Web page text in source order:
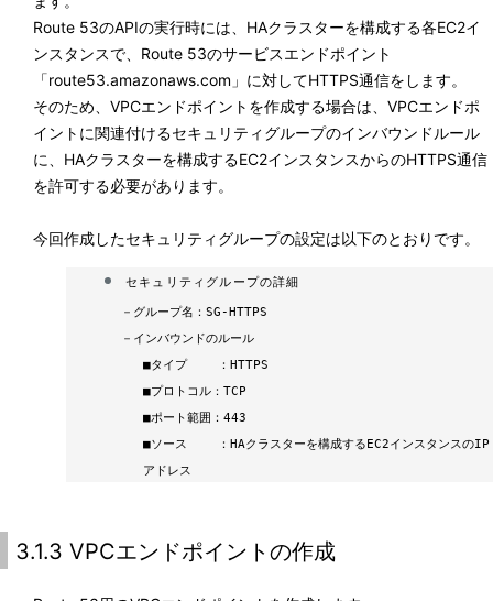
Route 53のAPIの実行時には、HAクラスターを構成する各EC2イ
ンスタンスで、Route 53のサービスエンドポイント
「route53.amazonaws.com」に対してHTTPS通信をします。
そのため、VPCエンドポイントを作成する場合は、VPCエンドポ
イントに関連付けるセキュリティグループのインバウンドルール
に、HAクラスターを構成するEC2インスタンスからのHTTPS通信
を許可する必要があります。
今回作成したセキュリティグループの設定は以下のとおりです。
セキュリティグループの詳細
－ グループ名：SG-HTTPS
－ インバウンドのルール
■タイプ ：HTTPS
■プロトコル：TCP
■ポート範囲：443
■ソース ：HAクラスターを構成するEC2インスタンスのIP
アドレス
3.1.3 VPCエンドポイントの作成